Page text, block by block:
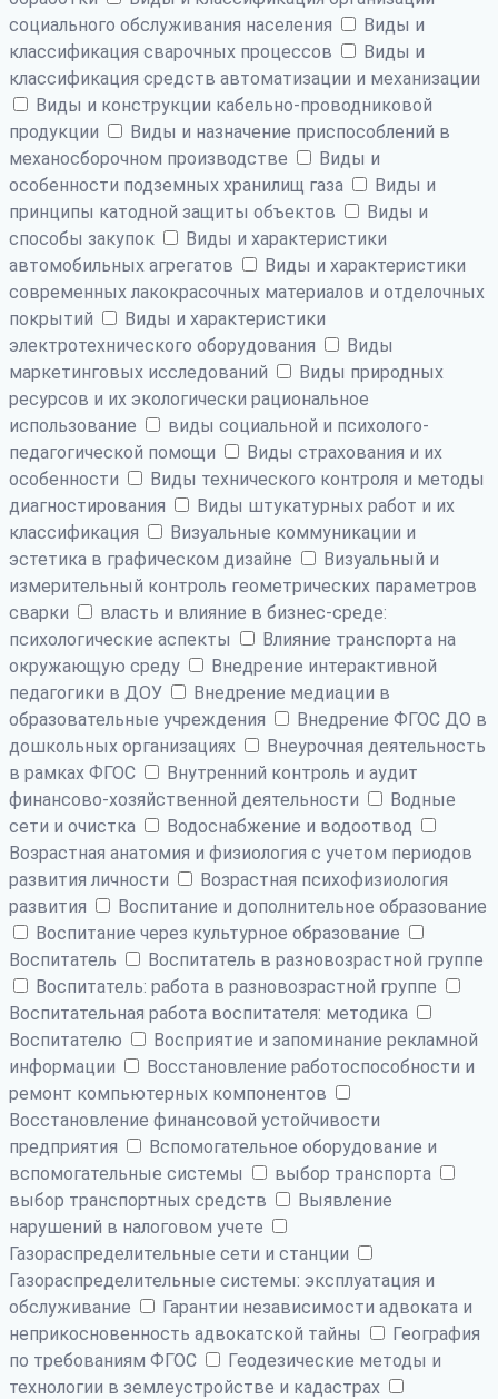
социального обслуживания населения
Виды и
классификация сварочных процессов
Виды и
классификация средств автоматизации и механизации
Виды и конструкции кабельно-проводниковой
продукции
Виды и назначение приспособлений в
механосборочном производстве
Виды и
особенности подземных хранилищ газа
Виды и
принципы катодной защиты объектов
Виды и
способы закупок
Виды и характеристики
автомобильных агрегатов
Виды и характеристики
современных лакокрасочных материалов и отделочных
покрытий
Виды и характеристики
электротехнического оборудования
Виды
маркетинговых исследований
Виды природных
ресурсов и их экологически рациональное
использование
виды социальной и психолого-
педагогической помощи
Виды страхования и их
особенности
Виды технического контроля и методы
диагностирования
Виды штукатурных работ и их
классификация
Визуальные коммуникации и
эстетика в графическом дизайне
Визуальный и
измерительный контроль геометрических параметров
сварки
власть и влияние в бизнес-среде:
психологические аспекты
Влияние транспорта на
окружающую среду
Внедрение интерактивной
педагогики в ДОУ
Внедрение медиации в
образовательные учреждения
Внедрение ФГОС ДО в
дошкольных организациях
Внеурочная деятельность
в рамках ФГОС
Внутренний контроль и аудит
финансово-хозяйственной деятельности
Водные
сети и очистка
Водоснабжение и водоотвод
Возрастная анатомия и физиология с учетом периодов
развития личности
Возрастная психофизиология
развития
Воспитание и дополнительное образование
Воспитание через культурное образование
Воспитатель
Воспитатель в разновозрастной группе
Воспитатель: работа в разновозрастной группе
Воспитательная работа воспитателя: методика
Воспитателю
Восприятие и запоминание рекламной
информации
Восстановление работоспособности и
ремонт компьютерных компонентов
Восстановление финансовой устойчивости
предприятия
Вспомогательное оборудование и
вспомогательные системы
выбор транспорта
выбор транспортных средств
Выявление
нарушений в налоговом учете
Газораспределительные сети и станции
Газораспределительные системы: эксплуатация и
обслуживание
Гарантии независимости адвоката и
неприкосновенность адвокатской тайны
География
по требованиям ФГОС
Геодезические методы и
технологии в землеустройстве и кадастрах